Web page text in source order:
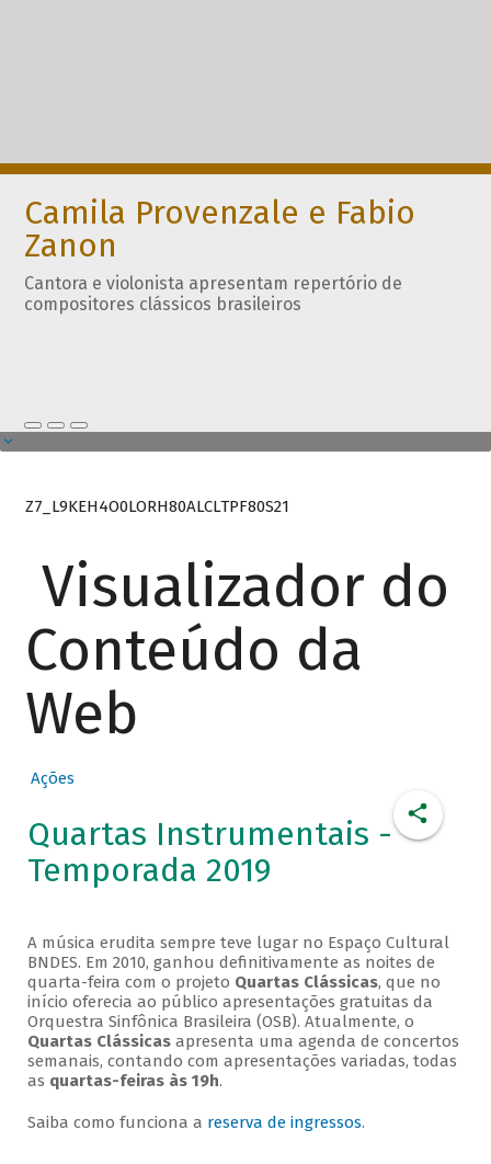
Camila Provenzale e Fabio
Zanon
Cantora e violonista apresentam repertório de
compositores clássicos brasileiros
Z7_L9KEH4O0LORH80ALCLTPF80S21
Visualizador do
Conteúdo da
Web
Ações
Quartas Instrumentais -
Temporada 2019
A música erudita sempre teve lugar no Espaço Cultural
BNDES. Em 2010, ganhou definitivamente as noites de
quarta-feira com o projeto Quartas Clássicas, que no
início oferecia ao público apresentações gratuitas da
Orquestra Sinfônica Brasileira (OSB). Atualmente, o
Quartas Clássicasapresenta uma agenda de concertos
semanais, contando com apresentações variadas, todas
as quartas-feiras às 19h.
Saiba como funciona a reserva de ingressos.